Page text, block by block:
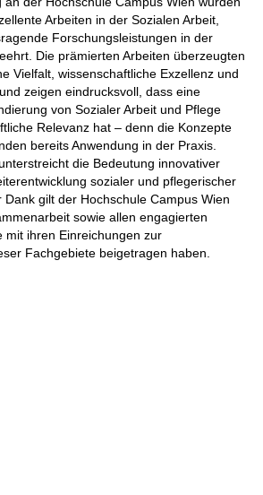
Arbeiten in der Sozialen Arbeit,
Forschungsleistungen in der
Die prämierten Arbeiten überzeugten
Vielfalt, wissenschaftliche Exzellenz und
zeigen eindrucksvoll, dass eine
von Sozialer Arbeit und Pflege
Relevanz hat – denn die Konzepte
bereits Anwendung in der Praxis.
die Bedeutung innovativer
sozialer und pflegerischer
Dank gilt der Hochschule Campus Wien
sowie allen engagierten
mit ihren Einreichungen zur
Fachgebiete beigetragen haben.